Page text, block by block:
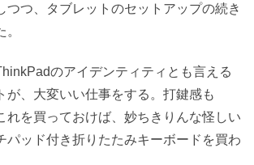
つつ、タブレットのセットアップの続き
のアイデンティティとも言える
が、大変いい仕事をする。打鍵感も
れを買っておけば、妙ちきりんな怪しい
パッド付き折りたたみキーボードを買わ